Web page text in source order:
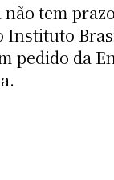
tem
pedido da